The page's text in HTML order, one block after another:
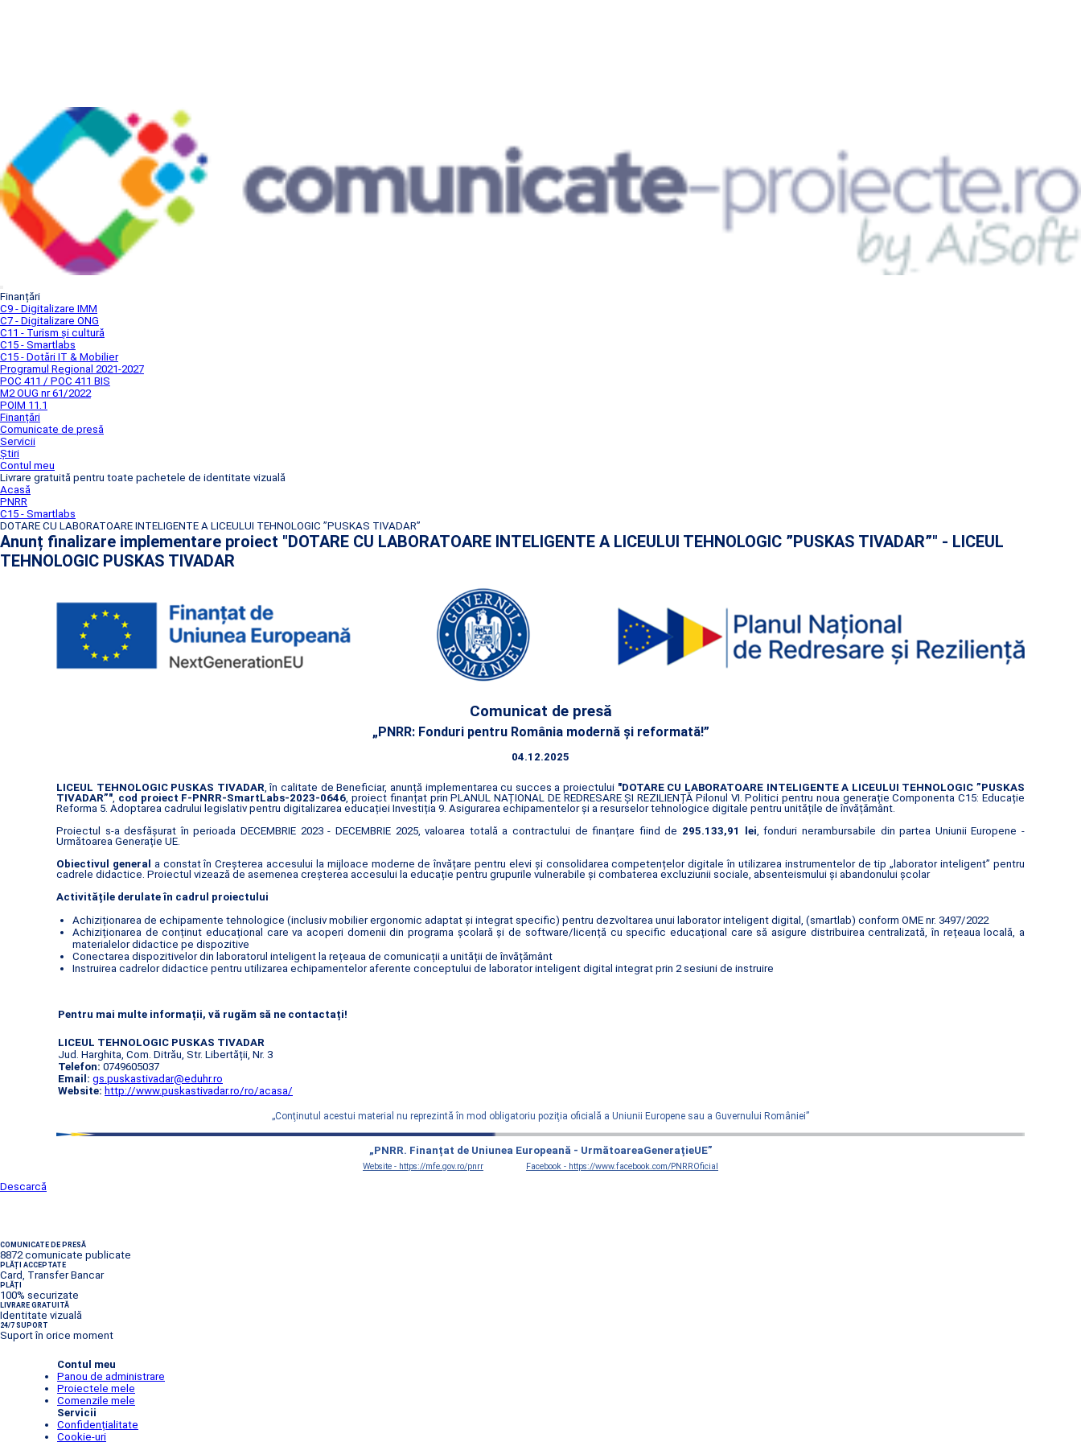
Finanțări
C9 - Digitalizare IMM
C7 - Digitalizare ONG
C11 - Turism și cultură
C15 - Smartlabs
C15 - Dotări IT & Mobilier
Programul Regional 2021-2027
POC 411 / POC 411 BIS
M2 OUG nr 61/2022
POIM 11.1
Finanțări
Comunicate de presă
Servicii
Știri
Contul meu
Livrare gratuită pentru toate pachetele de identitate vizuală
Acasă
PNRR
C15 - Smartlabs
DOTARE CU LABORATOARE INTELIGENTE A LICEULUI TEHNOLOGIC ”PUSKAS TIVADAR”
Anunț finalizare implementare proiect "DOTARE CU LABORATOARE INTELIGENTE A LICEULUI TEHNOLOGIC ”PUSKAS TIVADAR”" - LICEUL
TEHNOLOGIC PUSKAS TIVADAR
Comunicat de presă
„PNRR: Fonduri pentru România modernă și reformată!”
04.12.2025
LICEUL TEHNOLOGIC PUSKAS TIVADAR, în calitate de Beneficiar, anunță implementarea cu succes a proiectului "DOTARE CU LABORATOARE INTELIGENTE A LICEULUI TEHNOLOGIC ”PUSKAS
TIVADAR”", cod proiect F-PNRR-SmartLabs-2023-0646, proiect finanțat prin PLANUL NAȚIONAL DE REDRESARE ȘI REZILIENȚĂ Pilonul VI. Politici pentru noua generație Componenta C15: Educație
Reforma 5. Adoptarea cadrului legislativ pentru digitalizarea educației Investiția 9. Asigurarea echipamentelor și a resurselor tehnologice digitale pentru unitățile de învățământ.
Proiectul s-a desfășurat în perioada DECEMBRIE 2023 - DECEMBRIE 2025, valoarea totală a contractului de finanțare fiind de 295.133,91 lei, fonduri nerambursabile din partea Uniunii Europene -
Următoarea Generație UE.
Obiectivul general a constat în Creșterea accesului la mijloace moderne de învățare pentru elevi și consolidarea competențelor digitale în utilizarea instrumentelor de tip „laborator inteligent” pentru
cadrele didactice. Proiectul vizează de asemenea creșterea accesului la educație pentru grupurile vulnerabile și combaterea excluziunii sociale, absenteismului și abandonului școlar
Activitățile derulate în cadrul proiectului
Achiziționarea de echipamente tehnologice (inclusiv mobilier ergonomic adaptat și integrat specific) pentru dezvoltarea unui laborator inteligent digital, (smartlab) conform OME nr. 3497/2022
Achiziționarea de conținut educațional care va acoperi domenii din programa școlară și de software/licență cu specific educațional care să asigure distribuirea centralizată, în rețeaua locală, a
materialelor didactice pe dispozitive
Conectarea dispozitivelor din laboratorul inteligent la rețeaua de comunicații a unității de învățământ
Instruirea cadrelor didactice pentru utilizarea echipamentelor aferente conceptului de laborator inteligent digital integrat prin 2 sesiuni de instruire
Pentru mai multe informații, vă rugăm să ne contactați!
LICEUL TEHNOLOGIC PUSKAS TIVADAR
Jud. Harghita, Com. Ditrău, Str. Libertății, Nr. 3
Telefon: 0749605037
Email: gs.puskastivadar@eduhr.ro
Website: http://www.puskastivadar.ro/ro/acasa/
„Conţinutul acestui material nu reprezintă în mod obligatoriu poziţia oficială a Uniunii Europene sau a Guvernului României”
„PNRR. Finanțat de Uniunea Europeană - UrmătoareaGenerațieUE”
Website - https://mfe.gov.ro/pnrr Facebook - https://www.facebook.com/PNRROficial
Descarcă
COMUNICATE DE PRESĂ
8872 comunicate publicate
PLĂȚI ACCEPTATE
Card, Transfer Bancar
PLĂȚI
100% securizate
LIVRARE GRATUITĂ
Identitate vizuală
24/7 SUPORT
Suport în orice moment
Contul meu
Panou de administrare
Proiectele mele
Comenzile mele
Servicii
Confidențialitate
Cookie-uri